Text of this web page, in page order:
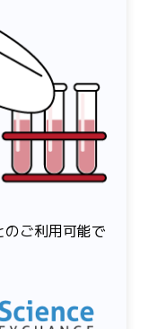
ご利用可能で